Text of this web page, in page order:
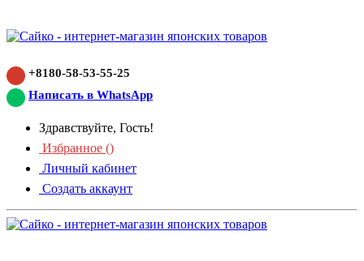
+8180-58-53-55-25
Написать в WhatsApp
Здравствуйте, Гость!
Избранное ()
Личный кабинет
Создать аккаунт